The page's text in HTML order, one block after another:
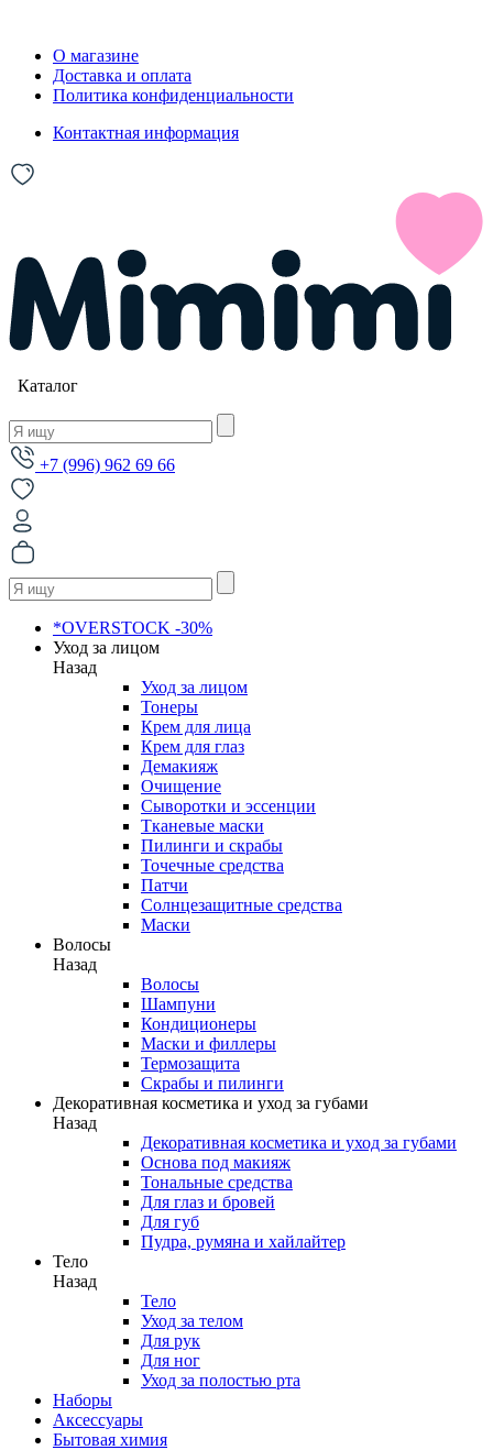
О магазине
Доставка и оплата
Политика конфиденциальности
Контактная информация
Каталог
+7 (996) 962 69 66
*OVERSTOCK -30%
Уход за лицом
Назад
Уход за лицом
Тонеры
Крем для лица
Крем для глаз
Демакияж
Очищение
Сыворотки и эссенции
Тканевые маски
Пилинги и скрабы
Точечные средства
Патчи
Солнцезащитные средства
Маски
Волосы
Назад
Волосы
Шампуни
Кондиционеры
Маски и филлеры
Термозащита
Скрабы и пилинги
Декоративная косметика и уход за губами
Назад
Декоративная косметика и уход за губами
Основа под макияж
Тональные средства
Для глаз и бровей
Для губ
Пудра, румяна и хайлайтер
Тело
Назад
Тело
Уход за телом
Для рук
Для ног
Уход за полостью рта
Наборы
Аксессуары
Бытовая химия